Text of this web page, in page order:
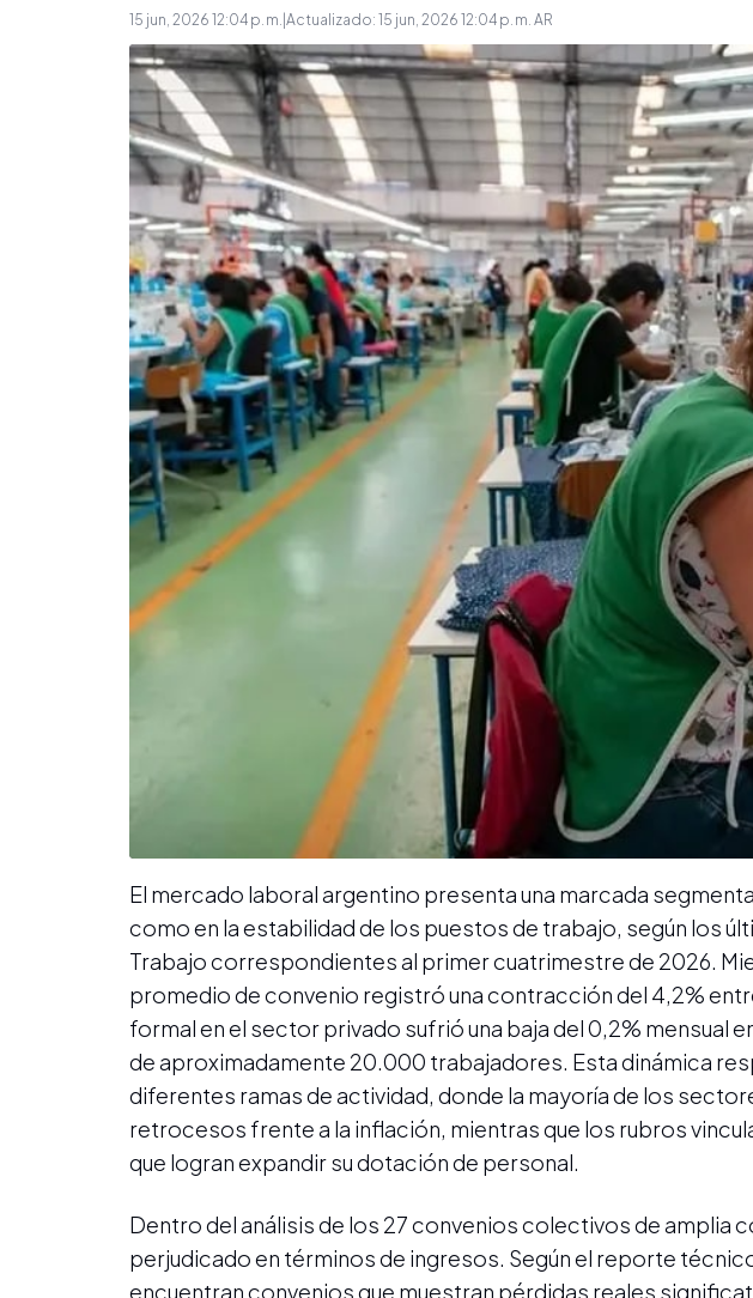
15 jun, 2026 12:04 p. m. Actualizado: 15 jun, 2026 12:04 p. m. AR
El mercado laboral argentino presenta una marcada
como en la estabilidad de los puestos de trabajo, según los
Trabajo correspondientes al primer cuatrimestre de 2026.
promedio de convenio registró una contracción del 4,2%
formal en el sector privado sufrió una baja del 0,2% mensual
de aproximadamente 20.000 trabajadores. Esta dinámica
diferentes ramas de actividad, donde la mayoría de los
retrocesos frente a la inflación, mientras que los rubros
que logran expandir su dotación de personal.
Dentro del análisis de los 27 convenios colectivos de amplia
perjudicado en términos de ingresos. Según el reporte
encuentran convenios que muestran pérdidas reales